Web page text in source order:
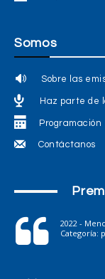
Somos
Sobre las
Haz parte de
Programación
Contáctanos
2022 -
Categoría: